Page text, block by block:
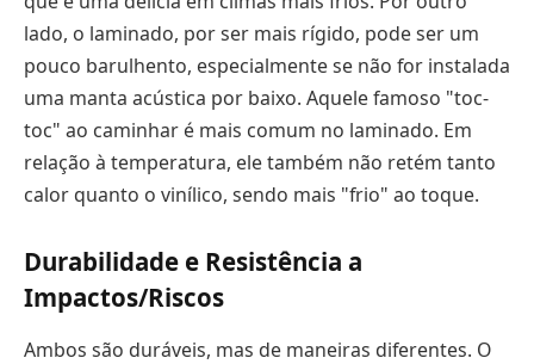
lado, o laminado, por ser mais rígido, pode ser um
pouco barulhento, especialmente se não for instalada
uma manta acústica por baixo. Aquele famoso "toc-
toc" ao caminhar é mais comum no laminado. Em
relação à temperatura, ele também não retém tanto
calor quanto o vinílico, sendo mais "frio" ao toque.
Durabilidade e Resistência a
Impactos/Riscos
Ambos são duráveis, mas de maneiras diferentes. O